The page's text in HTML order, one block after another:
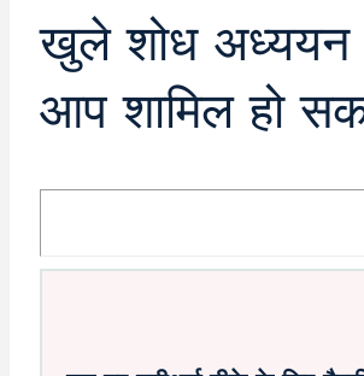
खुले शोध अध्ययन
आप शामिल हो